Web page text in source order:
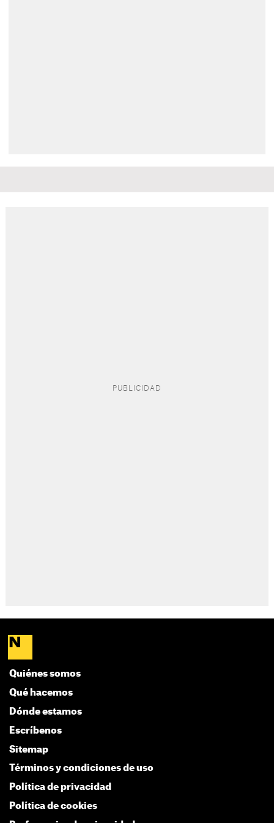
Quiénes somos
Qué hacemos
Dónde estamos
Escríbenos
Sitemap
Términos y condiciones de uso
Política de privacidad
Política de cookies